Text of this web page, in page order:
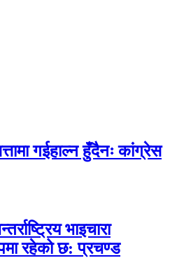
गईहाल्न हुँदैनः कांग्रेस
भाइचारा
रहेको छ: प्रचण्ड